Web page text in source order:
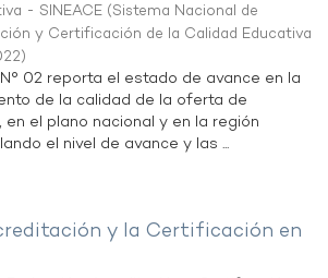
- SINEACE (Sistema Nacional de
y Certificación de la Calidad Educativa
)
02 reporta el estado de avance en la
de la calidad de la oferta de
el plano nacional y en la región
el nivel de avance y las ...
y la Certificación en